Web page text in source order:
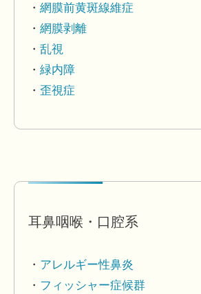
網膜前黄斑線維症
網膜剥離
乱視
緑内障
歪視症
耳鼻咽喉・口腔系
アレルギー性鼻炎
フィッシャー症候群